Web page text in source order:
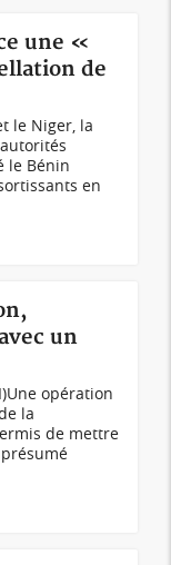
une «
de
le Niger, la
le Bénin
en
un
opération
la
de mettre